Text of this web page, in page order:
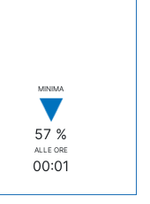
MINIMA
57 %
ALLE ORE
00:01